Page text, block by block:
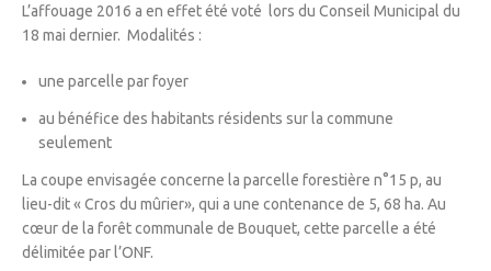
L’affouage 2016 a en effet été voté lors du Conseil Municipal du
18 mai dernier. Modalités :
une parcelle par foyer
au bénéfice des habitants résidents sur la commune
seulement
La coupe envisagée concerne la parcelle forestière n°15 p, au
lieu-dit « Cros du mûrier», qui a une contenance de 5, 68 ha. Au
cœur de la forêt communale de Bouquet, cette parcelle a été
délimitée par l’ONF.